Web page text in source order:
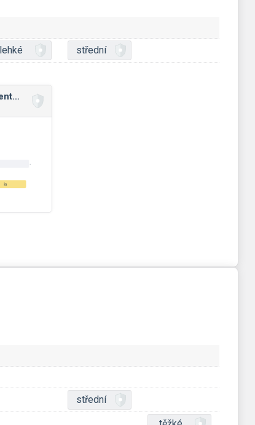
lehké střední
Position of adverbs in sentences
střední